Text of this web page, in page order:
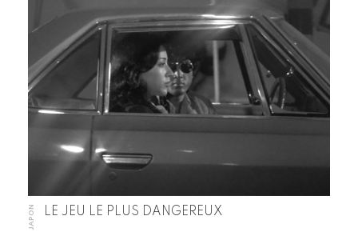
JAPON LE JEU LE PLUS DANGEREUX